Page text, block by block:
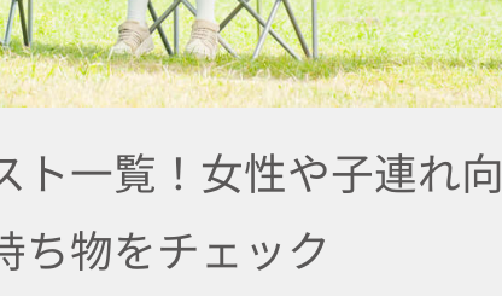
ト一覧！女性や子連れ向
ち物をチェック